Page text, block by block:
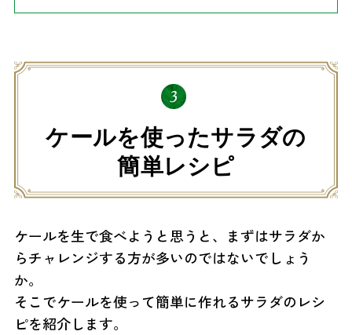
ケールを使ったサラダの
簡単レシピ
ケールを生で食べようと思うと、まずはサラダか
らチャレンジする方が多いのではないでしょう
か。
そこでケールを使って簡単に作れるサラダのレシ
ピを紹介します。